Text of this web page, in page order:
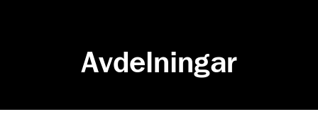
Avdelningar